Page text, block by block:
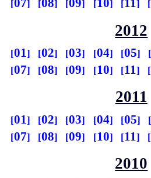
07
08 09 10 11
2012
01 02 03 04 05
07
08 09 10 11
2011
01 02 03 04 05
07
08 09 10 11
2010